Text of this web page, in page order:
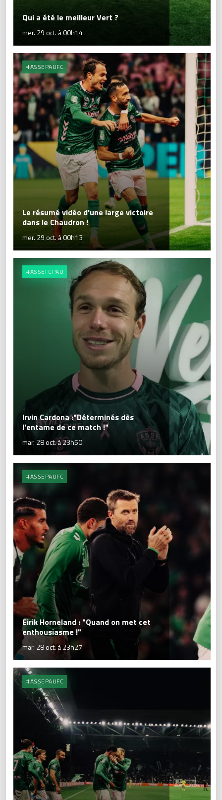
Qui a été le meilleur Vert ?
mer. 29 oct. à 00h14
#ASSEPAUFC
Le résumé vidéo d'une large victoire
dans le Chaudron !
mer. 29 oct. à 00h13
#ASSEFCPAU
Irvin Cardona :"Déterminés dès
l'entame de ce match !"
mar. 28 oct. à 23h50
#ASSEPAUFC
Eirik Horneland : "Quand on met cet
enthousiasme !"
mar. 28 oct. à 23h27
#ASSEPAUFC